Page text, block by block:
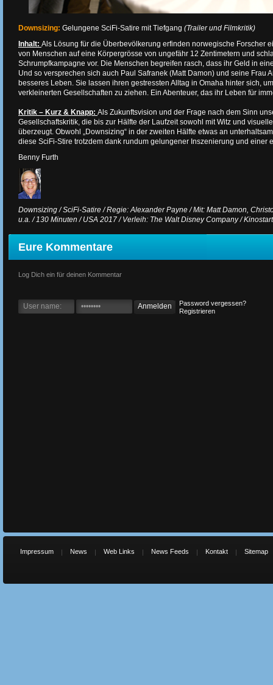
Downsizing: Gelungene SciFi-Satire mit Tiefgang (Trailer und Filmkritik)
Inhalt: Als Lösung für die Überbevölkerung erfinden norwegische Forscher
von Menschen auf eine Körpergrösse von ungefähr 12 Zentimetern und
Schrumpfkampagne vor. Die Menschen begreifen rasch, dass ihr Geld in
Und so versprechen sich auch Paul Safranek (Matt Damon) und seine Frau
besseres Leben. Sie lassen ihren gestressten Alltag in Omaha hinter sich,
verkleinerten Gesellschaften zu ziehen. Ein Abenteuer, das ihr Leben für
Kritik – Kurz & Knapp: Als Zukunftsvision und der Frage nach dem Sinn
Gesellschaftskritik, die bis zur Hälfte der Laufzeit sowohl mit Witz und
überzeugt. Obwohl „Downsizing“ in der zweiten Hälfte etwas an
diese SciFi-Stire trotzdem dank rundum gelungener Inszenierung und einer
Benny Furth
Downsizing / SciFi-Satire / Regie: Alexander Payne / Mit: Matt Damon,
u.a. / 130 Minuten / USA 2017 / Verleih: The Walt Disney Company /
Eure Kommentare
Log Dich ein für deinen Kommentar
Password vergessen?
Registrieren
Impressum News Web Links News Feeds Kontakt Sitemap